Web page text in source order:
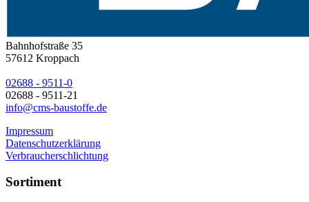
Bahnhofstraße 35
57612 Kroppach
02688 - 9511-0
02688 - 9511-21
info@cms-baustoffe.de
Impressum
Datenschutzerklärung
Verbraucherschlichtung
Sortiment